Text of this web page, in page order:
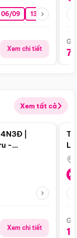
06/09 13/09 20/09
Xem chi tiết
Xem tất cả
Điểm nổi bật
|
-
Xem chi tiết